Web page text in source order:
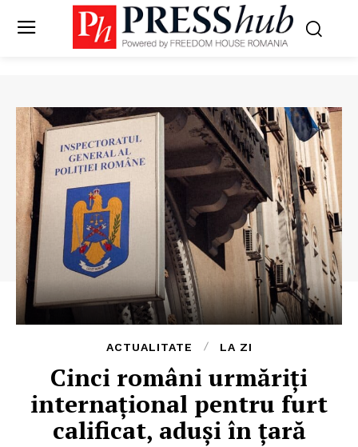
ACTUALITATE LA ZI
Cinci români urmăriți
internațional pentru furt
calificat, aduși în țară